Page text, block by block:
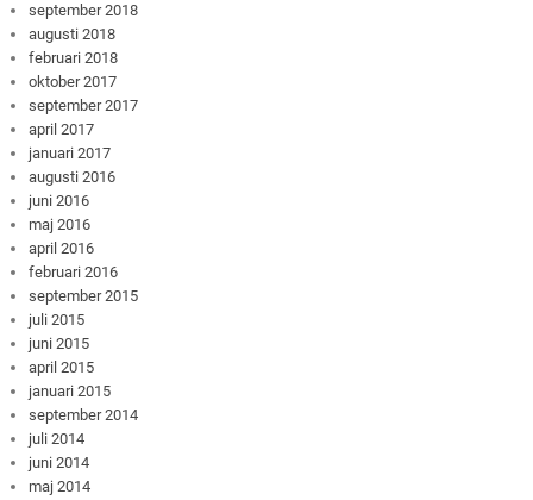
september 2018
augusti 2018
februari 2018
oktober 2017
september 2017
april 2017
januari 2017
augusti 2016
juni 2016
maj 2016
april 2016
februari 2016
september 2015
juli 2015
juni 2015
april 2015
januari 2015
september 2014
juli 2014
juni 2014
maj 2014